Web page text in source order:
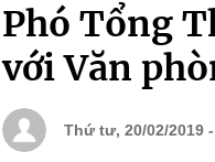
Phó Tổng
với Văn
Thứ tư, 20/02/2019